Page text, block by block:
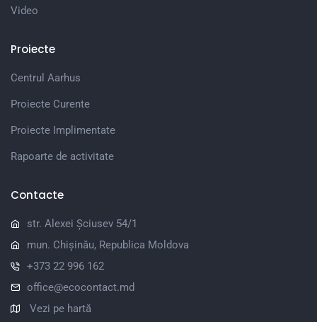
Video
Proiecte
Centrul Aarhus
Proiecte Curente
Proiecte Implimentate
Rapoarte de activitate
Contacte
str. Alexei Șciusev 54/1
mun. Chișinău, Republica Moldova
+373 22 996 162
office@ecocontact.md
Vezi pe hartă